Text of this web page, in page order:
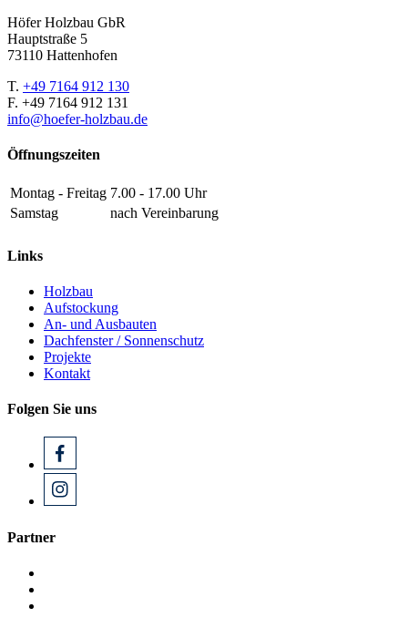
Höfer Holzbau GbR
Hauptstraße 5
73110 Hattenhofen
T. +49 7164 912 130
F. +49 7164 912 131
info@hoefer-holzbau.de
Öffnungszeiten
Montag - Freitag 7.00 - 17.00 Uhr
Samstag
nach Vereinbarung
Links
Holzbau
Aufstockung
An- und Ausbauten
Dachfenster / Sonnenschutz
Projekte
Kontakt
Folgen Sie uns
Partner